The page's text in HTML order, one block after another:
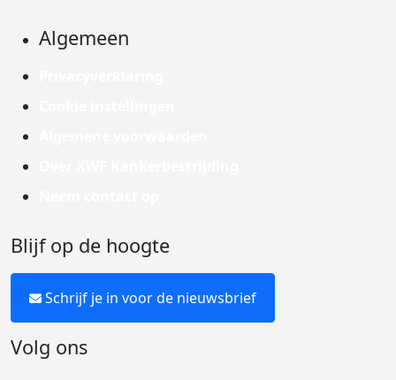
Algemeen
Blijf op de hoogte
Schrijf je in voor de nieuwsbrief
Volg ons